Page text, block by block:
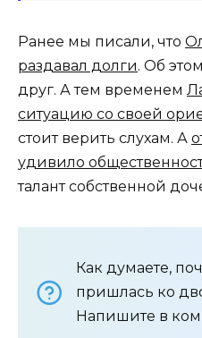
Ранее мы писали, что
раздавал долги. Об
друг. А тем временем
ситуацию со своей
стоит верить слухам. А
удивило
талант собственной
Как думаете,
пришлась ко
Напишите в